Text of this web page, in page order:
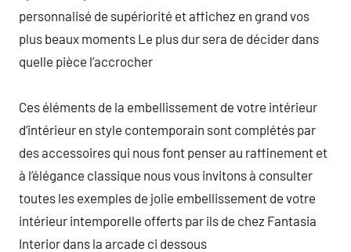
personnalisé de supériorité et affichez en grand vos
plus beaux moments Le plus dur sera de décider dans
quelle pièce l’accrocher
Ces éléments de la embellissement de votre intérieur
d’intérieur en style contemporain sont complétés par
des accessoires qui nous font penser au raffinement et
à l’élégance classique nous vous invitons à consulter
toutes les exemples de jolie embellissement de votre
intérieur intemporelle offerts par ils de chez Fantasia
Interior dans la arcade ci dessous